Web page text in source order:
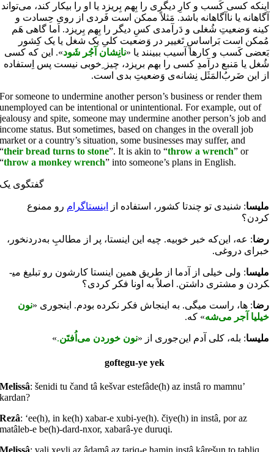
اینکه کسی کَسب و کارِ دیگری را بِهم بِریزد یا او را بیکار ‌کند، می‌تواند
آگاهانه یا ناآگاهانه باشد. مَثلاً ممکن است فَردی از روی حِسادت و
کینه وَضعیتِ شُغلی و دَرآمدی کسِ دیگر را بِهم بِریزد. اَما گاهی هَم
مُمکن است بَراساسِ تَغییر در وَضعیت کلیِ یک شغل یا یک کِشور
بَعضی کَسب و کارها آسیب ببینند یا «نانِشان آجُر شَود». این که کسی
شُغل یا مَنبع درآمدِ کسی را بهم بریزد، چیز ِخوبی نیست پس اِستفاده
از این ضَربُ‌المَثَل نِشانه‌ی وَضعیتِ بدی است.
For someone to undermine another person’s business or render them
unemployed can be intentional or unintentional. For example, out of
jealousy and spite, someone may undermine another person’s job and
income status. But sometimes, based on changes in the overall job
market or a country’s situation, some businesses may suffer, and
“their bread turns to stone”. It is akin to “throw a wrench” or
“throw a monkey wrench” into someone’s plans in English.
گفتگوی یک
ملیسا: شنیدی تو چندتا کشور، استفاده از اینستاگرام رو ممنوع
کردن؟
رضا: عه، این‌که خبر خوبیه. چیه این اینستا، پر از مطالبِ به­‌دردنخور،
خبرای دروغی.
ملیسا: ولی خیلی از آدما از طریق همین اینستا کارشون رو تبلیغ می­
کردن و مشتری داشتن. اصلاً به اونا فکر کردی؟
رضا: ها، راست می­گی. به اینجاش فکر نکرده بودم. اینجوری «نون
خیلیا آجر می­‌شه» که.
ملیسا: بله، کلی آدم این‌جوری از «نون خوردن می‌اُفتَن.
»
goftegu-ye yek
Melissâ: šenidi tu čand tâ kešvar estefâde(h) az instâ ro mamnu’
kardan?
Rezâ: ‘ee(h), in ke(h) xabar-e xubi-ye(h). čiye(h) in instâ, por az
matâleb-e be(h)-dard-nxor, xabarâ-ye duruqi.
Melissâ: vali xeyli az âdamâ az tariq-e hamin instâ kârešun to tabliq